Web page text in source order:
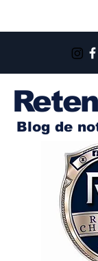
Blog de